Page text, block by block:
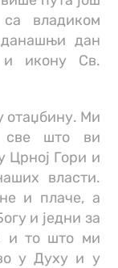
владиком
дан
и икону Св.
отаџбину. Ми
све што ви
Црној Гори и
власти.
и плаче, а
и једни за
и то што ми
у Духу и у